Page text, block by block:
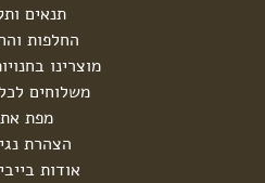
תנאים
החלפות
מוצרינו
משלוחים
מפת
הצהרת
אודות